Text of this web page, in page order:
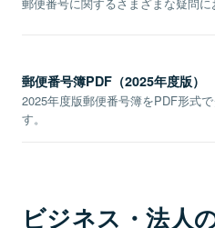
郵便番号簿PDF（2025年度版）
2025年度版郵便番号簿をPDF形式
す。
ビジネス・法人